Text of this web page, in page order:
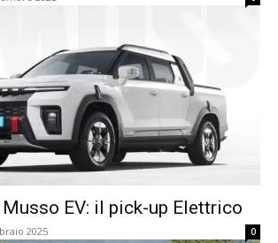
EV: il pick-up Elettrico
2025 0